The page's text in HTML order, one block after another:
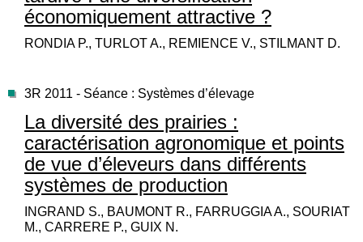
économiquement attractive ?
RONDIA P., TURLOT A., REMIENCE V., STILMANT D.
3R 2011 - Séance : Systèmes d’élevage
La diversité des prairies :
caractérisation agronomique et points
de vue d’éleveurs dans différents
systèmes de production
INGRAND S., BAUMONT R., FARRUGGIA A., SOURIAT
M., CARRERE P., GUIX N.